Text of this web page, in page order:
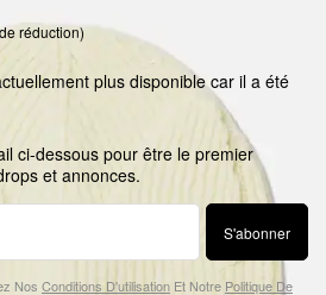
réduction)
plus disponible car il a été
ci-dessous pour être le premier
et annonces.
S'abonner
Nos Conditions D'utilisation Et Notre Politique De